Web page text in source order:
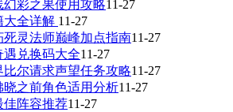
彩之果使用攻略11-27
大全详解 11-27
死灵法师巅峰加点指南11-27
遇兑换码大全11-27
尔请求声望任务攻略11-27
晓之前角色适用分析11-27
佳阵容推荐11-27